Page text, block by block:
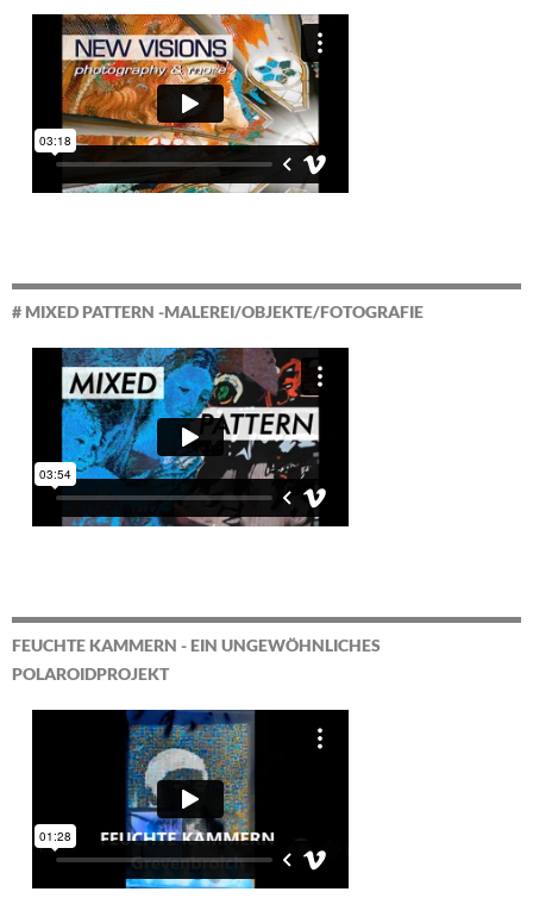
# MIXED PATTERN -MALEREI/OBJEKTE/FOTOGRAFIE
FEUCHTE KAMMERN - EIN UNGEWÖHNLICHES
POLAROIDPROJEKT